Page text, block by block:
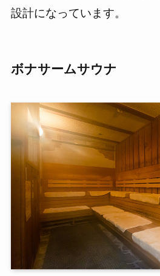
設計になっています。
ボナサームサウナ